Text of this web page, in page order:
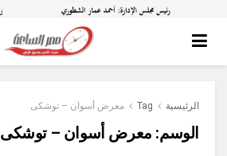
الرئيسية Tag معرض أسوان – توشكى
الوسم: معرض أسوان – توشكى